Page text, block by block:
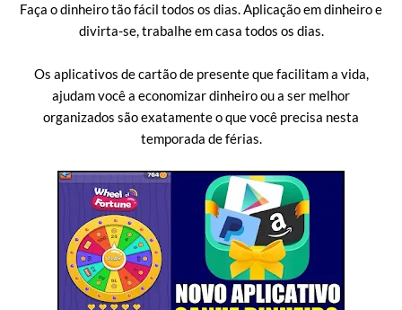
Faça o dinheiro tão fácil todos os dias. Aplicação em dinheiro e
divirta-se, trabalhe em casa todos os dias.
Os aplicativos de cartão de presente que facilitam a vida,
ajudam você a economizar dinheiro ou a ser melhor
organizados são exatamente o que você precisa nesta
temporada de férias.